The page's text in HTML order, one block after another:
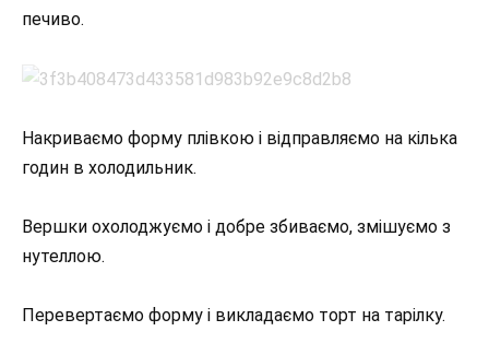
печиво.
Накриваємо форму плівкою і відправляємо на кілька
годин в холодильник.
Вершки охолоджуємо і добре збиваємо, змішуємо з
нутеллою.
Перевертаємо форму і викладаємо торт на тарілку.